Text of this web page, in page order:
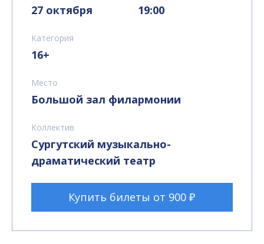
27 октября 19:00
Категория
16+
Место
Большой зал филармонии
Коллектив
Сургутский музыкально-
драматический театр
Купить билеты от 900 ₽